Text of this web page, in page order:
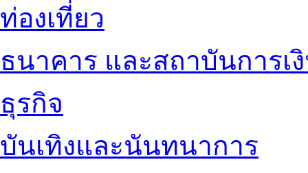
ท่องเที่ยว
ธนาคาร และสถาบันการเ
ธุรกิจ
บันเทิงและนันทนาการ